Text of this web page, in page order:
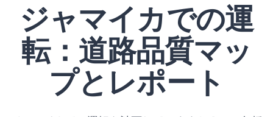
ジャマイカでの運
転：道路品質マッ
プとレポート